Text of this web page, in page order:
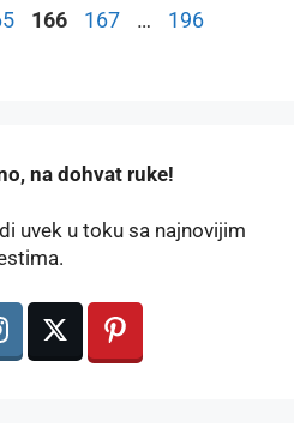
Page
166 Page
167 … Page
196
na dohvat ruke!
uvek u toku sa najnovijim